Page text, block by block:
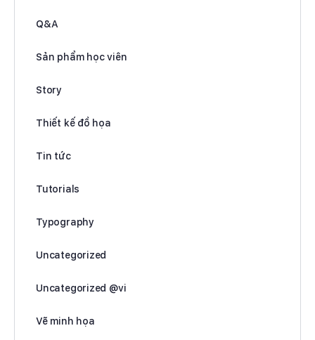
Q&A
Sản phẩm học viên
Story
Thiết kế đồ họa
Tin tức
Tutorials
Typography
Uncategorized
Uncategorized @vi
Vẽ minh họa